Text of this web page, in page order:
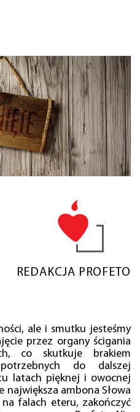
REDAKCJA PROFETO
ale i smutku jesteśmy
przez organy ścigania
co skutkuje brakiem
do dalszej
latach pięknej i owocnej
ambona Słowa
falach eteru, zakończyć